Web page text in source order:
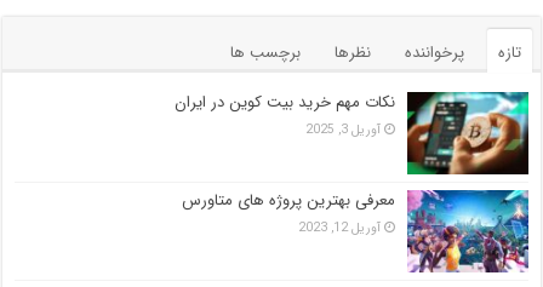
تازه پرخواننده نظرها
برچسب ها
نکات مهم خرید بیت کوین در ایران
آوریل 3, 2025
معرفی بهترین پروژه های متاورس
آوریل 12, 2023